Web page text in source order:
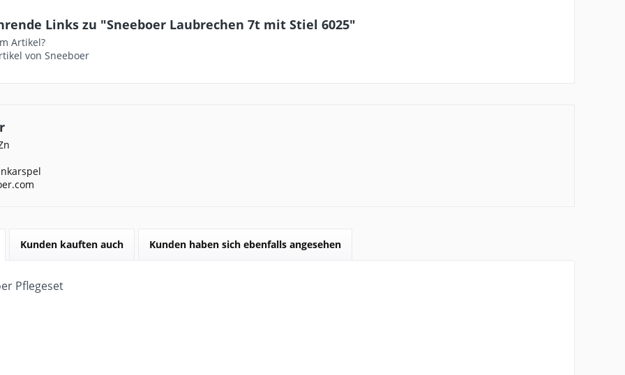
Links zu "Sneeboer Laubrechen 7t mit Stiel 6025"
Artikel?
von Sneeboer
Kunden kauften auch Kunden haben sich ebenfalls angesehen